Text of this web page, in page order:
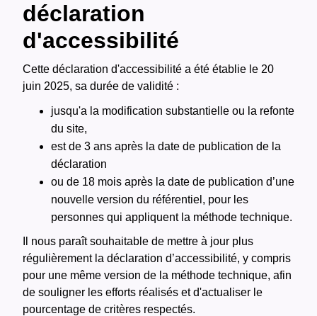
déclaration
d'accessibilité
Cette déclaration d'accessibilité a été établie le 20
juin 2025, sa durée de validité :
jusqu'a la modification substantielle ou la refonte
du site,
est de 3 ans après la date de publication de la
déclaration
ou de 18 mois après la date de publication d’une
nouvelle version du référentiel, pour les
personnes qui appliquent la méthode technique.
Il nous paraît souhaitable de mettre à jour plus
régulièrement la déclaration d’accessibilité, y compris
pour une même version de la méthode technique, afin
de souligner les efforts réalisés et d'actualiser le
pourcentage de critères respectés.